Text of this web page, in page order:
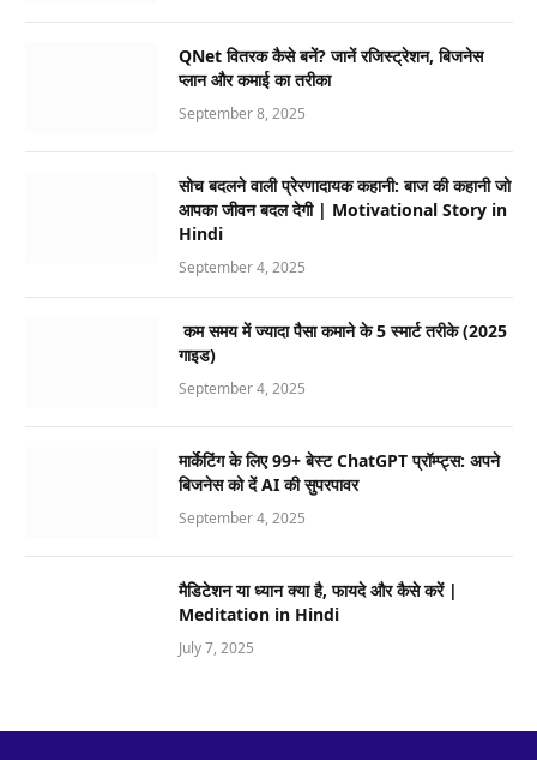
QNet वितरक कैसे बनें? जानें रजिस्ट्रेशन, बिजनेस
प्लान और कमाई का तरीका
September 8, 2025
सोच बदलने वाली प्रेरणादायक कहानी: बाज की कहानी जो
आपका जीवन बदल देगी | Motivational Story in
Hindi
September 4, 2025
कम समय में ज्यादा पैसा कमाने के 5 स्मार्ट तरीके (2025
गाइड)
September 4, 2025
मार्केटिंग के लिए 99+ बेस्ट ChatGPT प्रॉम्प्ट्स: अपने
बिजनेस को दें AI की सुपरपावर
September 4, 2025
मैडिटेशन या ध्यान क्या है, फायदे और कैसे करें |
Meditation in Hindi
July 7, 2025